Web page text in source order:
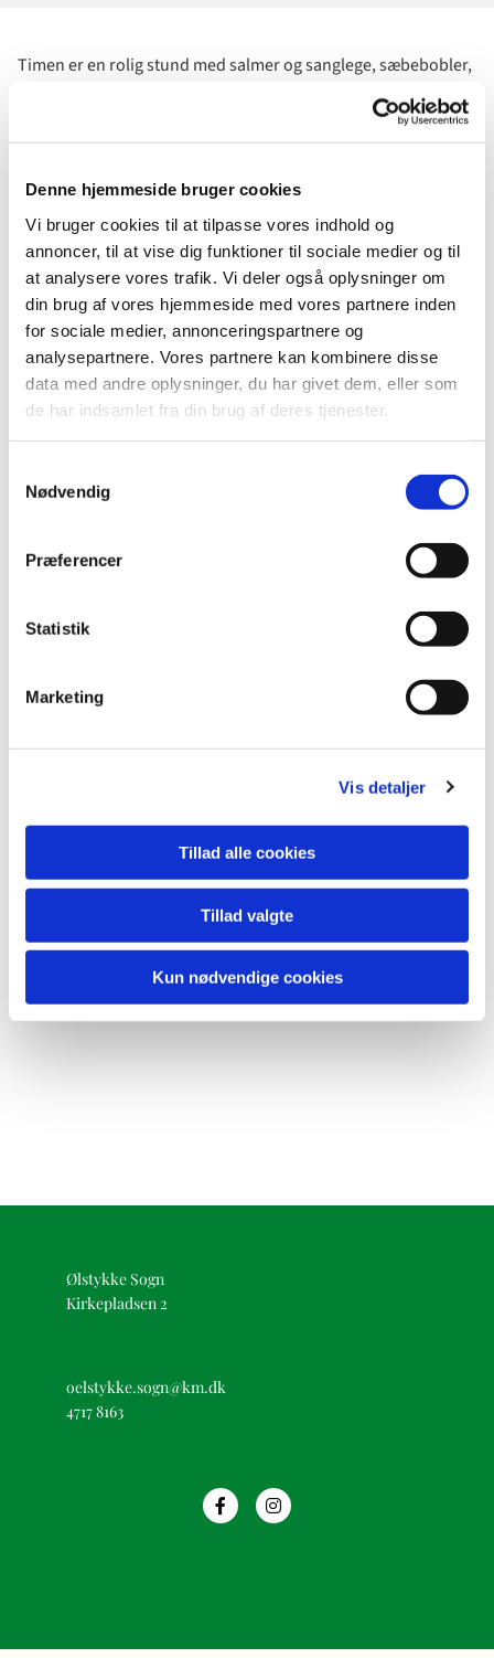
Denne hjemmeside bruger cookies
Vi bruger cookies til at tilpasse vores indhold og
annoncer, til at vise dig funktioner til sociale medier og til
at analysere vores trafik. Vi deler også oplysninger om
din brug af vores hjemmeside med vores partnere inden
for sociale medier, annonceringspartnere og
analysepartnere. Vores partnere kan kombinere disse
data med andre oplysninger, du har givet dem, eller som
de har indsamlet fra din brug af deres tjenester.
Nødvendig
Præferencer
Statistik
Marketing
Vis detaljer
Tillad alle cookies
Tillad valgte
Kun nødvendige cookies
Timen er en rolig stund med salmer og sanglege, sæbebobler,
klarinetspil og tørklæder. I barnets ører er mors og fars
stemme den bedste, og gennem musikken skabes der god
kontakt mellem forælder/barn. Vi synger de samme sange i
Du får genopfrisket sange og lege, du kan bruge derhjemme,
og mulighed for at møde andre fædre og mødre på barsel.
Bedsteforældre er også velkomne til at komme med.
Pris: 200 kr. for 8 gange + en børnesalmebog. (Ferie i uge 42)
Læs mere og tilmeld dig i dag påhjemmesiden
For spørgsmål, henvend dig til Marika
Thinggaard:marta@km.dkeller tlf. 51631666
Ølstykke Sogn
Kirkepladsen 2
oelstykke.sogn@km.dk
4717 8163